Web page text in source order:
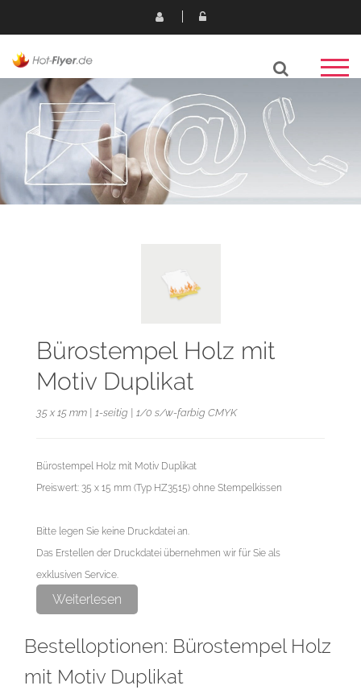
Bürostempel Holz mit
Motiv Duplikat
35 x 15 mm | 1-seitig | 1/0 s/w-farbig CMYK
Bürostempel Holz mit Motiv Duplikat
Preiswert: 35 x 15 mm (Typ HZ3515) ohne Stempelkissen
Bitte legen Sie keine Druckdatei an.
Das Erstellen der Druckdatei übernehmen wir für Sie als
exklusiven Service.
Weiterlesen
Bestelloptionen: Bürostempel Holz
mit Motiv Duplikat